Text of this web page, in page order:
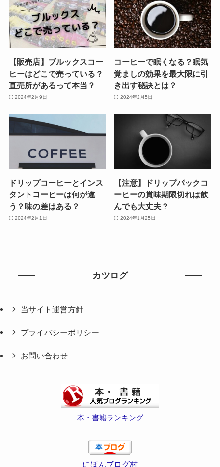
【販売店】ブルックスコー
ヒーはどこで売っている？
直売所があるって本当？
2024年2月9日
コーヒーで眠くなる？眠気
覚ましの効果を最大限に引
き出す秘訣とは？
2024年2月5日
ドリップコーヒーとインス
タントコーヒーは何が違
う？味の差はある？
2024年2月1日
【注意】ドリップパックコ
ーヒーの賞味期限切れは飲
んでも大丈夫？
2024年1月25日
カツログ
当サイト運営方針
プライバシーポリシー
お問い合わせ
本・書籍ランキング
にほんブログ村